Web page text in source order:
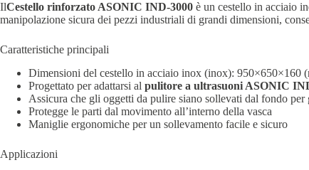
IlCestello rinforzato ASONIC IND-3000 è un cestello in acciaio
manipolazione sicura dei pezzi industriali di grandi dimensioni,
Caratteristiche principali
Dimensioni del cestello in acciaio inox (inox): 950×650×160
Progettato per adattarsi al pulitore a ultrasuoni ASONIC
Assicura che gli oggetti da pulire siano sollevati dal fondo
Protegge le parti dal movimento all’interno della vasca
Maniglie ergonomiche per un sollevamento facile e sicuro
Applicazioni